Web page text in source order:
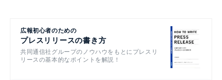
広報初心者のための
プレスリリースの書き方
共同通信社グループのノウハウをもとにプレスリ
リースの基本的なポイントを解説！